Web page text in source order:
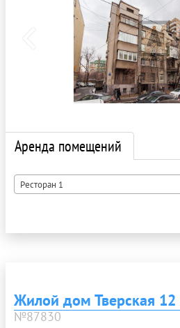
Аренда помещений
Ресторан 1
Жилой дом Тверская 12
№87830